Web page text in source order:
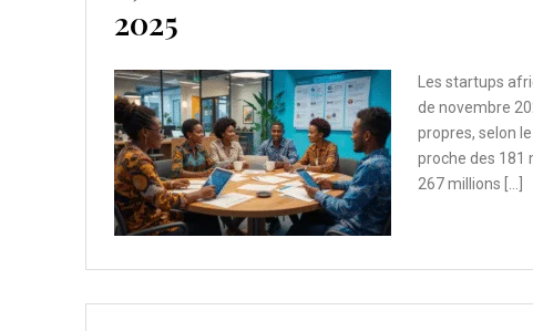
2025
Les startups
de novembre
propres, selon
proche des 181
267 millions […]